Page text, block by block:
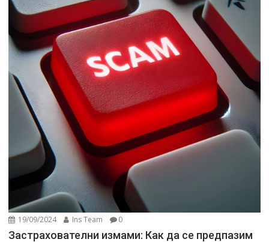
19/09/2024 Ins Team 0
Застрахователни измами: Как да се предпазим